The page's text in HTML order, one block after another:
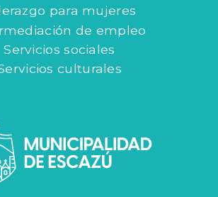
para mujeres
de empleo
Servicios sociales
culturales